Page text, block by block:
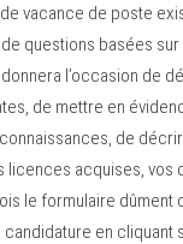
vacance de poste
questions basées
l’occasion de
de mettre en
de
licences acquises, vos
le formulaire dûment
en cliquant